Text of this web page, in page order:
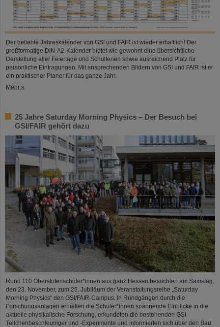
Der beliebte Jahreskalender von GSI und FAIR ist wieder erhältlich! Der
großformatige DIN-A2-Kalender bietet wie gewohnt eine übersichtliche
Darstellung aller Feiertage und Schulferien sowie ausreichend Platz für
persönliche Eintragungen. Mit ansprechenden Bildern von GSI und FAIR ist er
ein praktischer Planer für das ganze Jahr.
Mehr »
25 Jahre Saturday Morning Physics – Der Besuch bei
GSI/FAIR gehört dazu
Rund 110 Oberstufenschüler*innen aus ganz Hessen besuchten am Samstag,
den 23. November, zum 25. Jubiläum der Veranstaltungsreihe „Saturday
Morning Physics“ den GSI/FAIR-Campus. In Rundgängen durch die
Forschungsanlagen erhielten die Schüler*innen spannende Einblicke in die
aktuelle physikalische Forschung, erkundeten die bestehenden GSI-
Teilchenbeschleuniger und -Experimente und informierten sich über den Bau